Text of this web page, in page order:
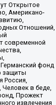
Открытое
Американо-
Отношений,
современной
фонд
защиты
Человек в беде,
Прожект
извлечения